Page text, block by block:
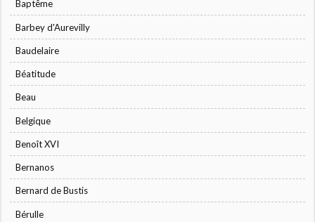
Baptême
Barbey d'Aurevilly
Baudelaire
Béatitude
Beau
Belgique
Benoît XVI
Bernanos
Bernard de Bustis
Bérulle